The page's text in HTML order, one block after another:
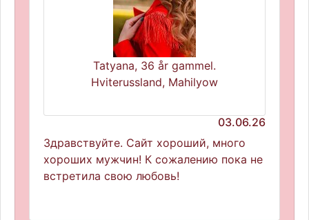
Tatyana, 36 år gammel.
Hviterussland, Mahilyow
03.06.26
Здравствуйте. Сайт хороший, много
хороших мужчин! К сожалению пока не
встретила свою любовь!